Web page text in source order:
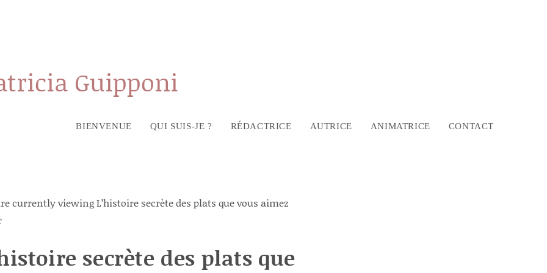
Guipponi
BIENVENUE QUI SUIS-JE ? RÉDACTRICE AUTRICE ANIMATRICE CONTACT
secrète des plats que